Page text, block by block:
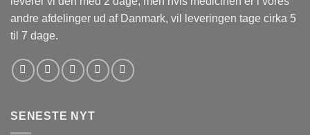
andre afdelinger ud af Danmark, vil leveringen tage cirka 5
til 7 dage.
SENESTE NYT